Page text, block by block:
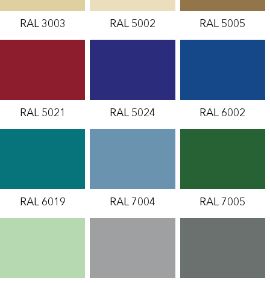
RAL 3003 RAL 5002 RAL 5005
RAL 5021 RAL 5024 RAL 6002
RAL 6019 RAL 7004 RAL 7005